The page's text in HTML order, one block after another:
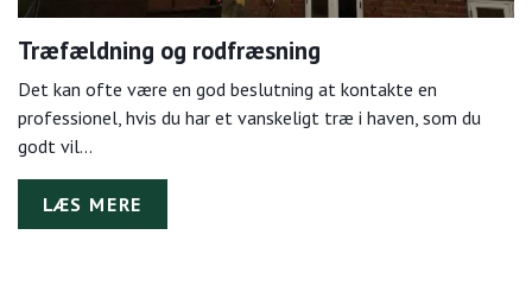
Træfældning og rodfræsning
Det kan ofte være en god beslutning at kontakte en
professionel, hvis du har et vanskeligt træ i haven, som du
godt vil…
LÆS MERE